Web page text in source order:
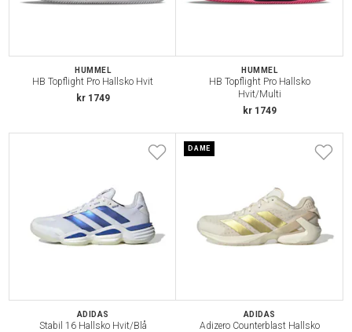
HUMMEL
HB Topflight Pro Hallsko Hvit
kr 1749
HUMMEL
HB Topflight Pro Hallsko
Hvit/Multi
kr 1749
ADIDAS
Stabil 16 Hallsko Hvit/Blå
DAME
ADIDAS
Adizero Counterblast Hallsko